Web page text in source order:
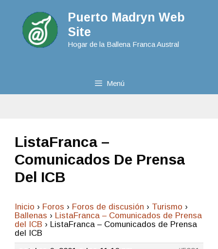
Puerto Madryn Web
Site
Hogar de la Ballena Franca Austral
Menú
ListaFranca –
Comunicados De Prensa
Del ICB
Inicio › Foros › Foros de discusión › Turismo ›
Ballenas › ListaFranca – Comunicados de Prensa
del ICB › ListaFranca – Comunicados de Prensa
del ICB